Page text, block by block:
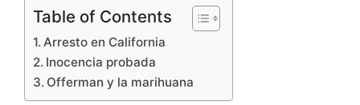
Table of Contents
Arresto en California
Inocencia probada
Offerman y la marihuana